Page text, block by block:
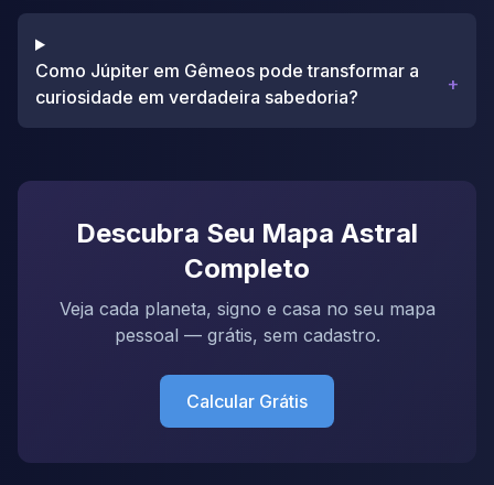
Como Júpiter em Gêmeos pode transformar a
curiosidade em verdadeira sabedoria?
+
Descubra Seu Mapa Astral
Completo
Veja cada planeta, signo e casa no seu mapa
pessoal — grátis, sem cadastro.
Calcular Grátis